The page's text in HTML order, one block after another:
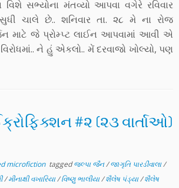
વિશે સભ્યોના મંતવ્યો આપવા વગેરે રવિવાર
ચાલે છે.. શનિવાર તા. ૨૮ મે ના રોજ
માટે જે પ્રોમ્પ્ટ લાઈન આપવામાં આવી એ
ને હું એકલો.. મેં દરવાજો ખોલ્યો, પણ
#૨ (૨૩ વાર્તાઓ)
microfiction taggedજલ્પા જૈન/જાગૃતિ પારડીવાલા/
/મીનાક્ષી વખારિયા/વિષ્ણુ ભાલીયા/શૈલેષ પંડ્યા/શૈલેષ